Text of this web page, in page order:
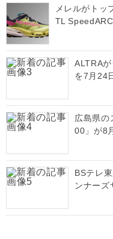
メレルがトッ
TL
ALTRA
を7月24
広島県の
00」が8
BSテレ
ンナーズ